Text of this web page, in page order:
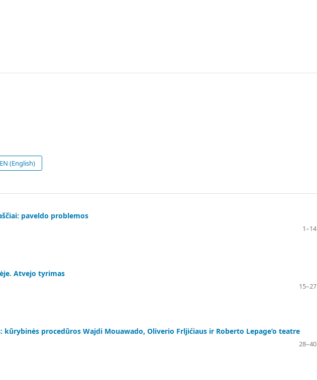
(English)
paveldo problemos
1–14
Atvejo tyrimas
15–27
procedūros Wajdi Mouawado, Oliverio Frljićiaus ir Roberto Lepage’o teatre
28–40